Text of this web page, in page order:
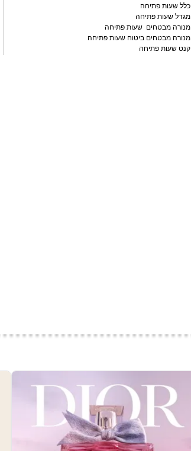
כלל שעות פתיחה
מגדל שעות פתיחה
מנורה מבטחים שעות פתיחה
מנורה מבטחים ביטוח שעות פתיחה
קנט שעות פתיחה